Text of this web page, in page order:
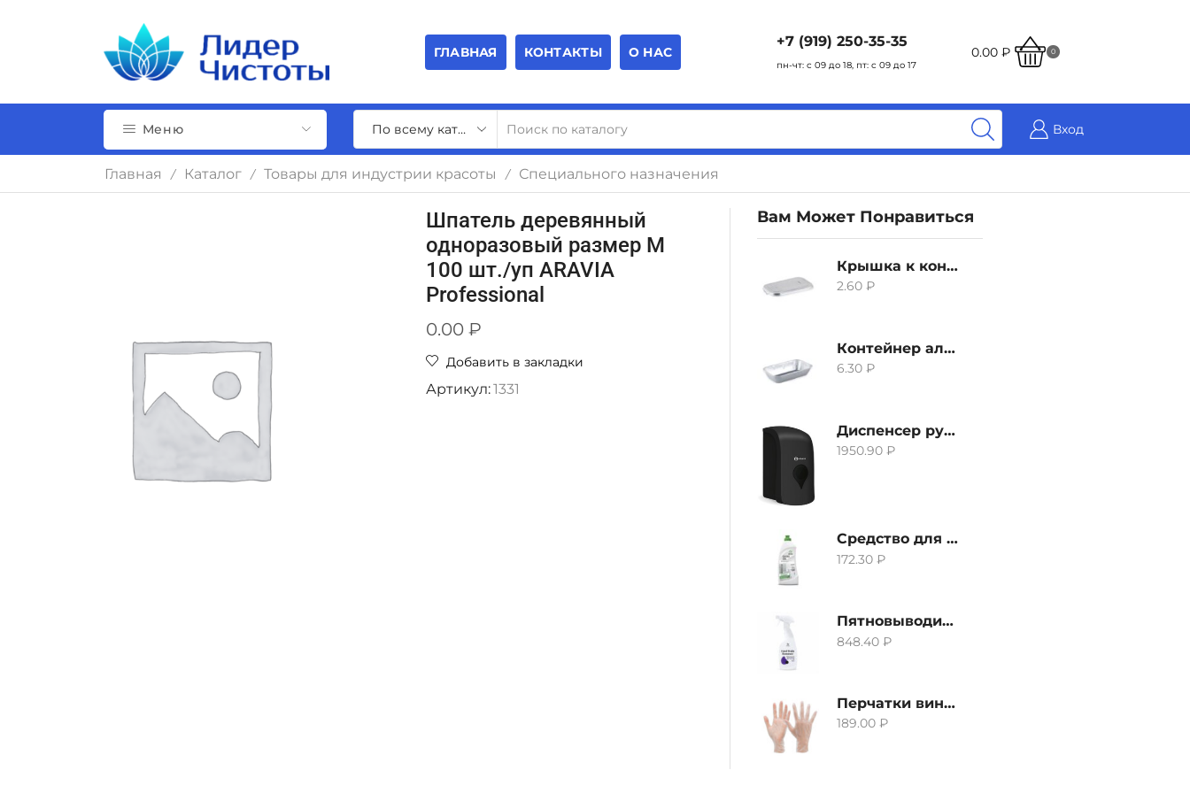
ГЛАВНАЯ КОНТАКТЫ О НАС
+7 (919) 250-35-35
пн-чт: с 09 до 18, пт: с 09 до 17
0.00 ₽ 0
Меню Вход
Главная / Каталог / Товары для индустрии красоты / Специального назначения
Шпатель деревянный
одноразовый размер М
100 шт./уп ARAVIA
Professional
0.00 ₽
Добавить в закладки
Артикул:1331
Вам Может Понравиться
Крышка к контейнеру алюминиевого 380мл
2.60₽
Контейнер алюминиевый 380мл
6.30₽
Диспенсер ручной для жидкого мыла Grass IT-0638, черный
1950.90₽
Средство для удаления извести и ржавчины Grass Gloss-Gel, 500мл
172.30₽
Пятновыводитель Grass Hard Stain Remover, 600мл
848.40₽
Перчатки виниловые неопудренные CTP-BS, размер S
189.00₽